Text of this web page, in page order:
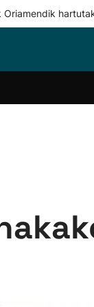
Oriamendik
Taldeak